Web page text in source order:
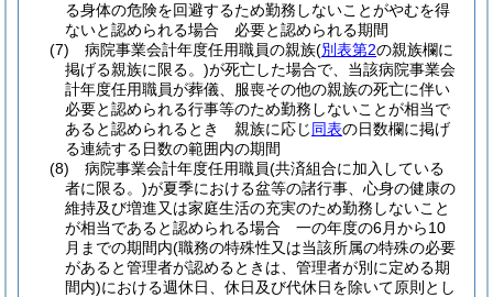
る身体の危険を回避するため勤務しないことがやむを得
ないと認められる場合 必要と認められる期間
(7)
病院事業会計年度任用職員の親族(別表第2の親族欄に
掲げる親族に限る。)が死亡した場合で、当該病院事業会
計年度任用職員が葬儀、服喪その他の親族の死亡に伴い
必要と認められる行事等のため勤務しないことが相当で
あると認められるとき 親族に応じ同表の日数欄に掲げ
る連続する日数の範囲内の期間
(8)
病院事業会計年度任用職員(共済組合に加入している
者に限る。)が夏季における盆等の諸行事、心身の健康の
維持及び増進又は家庭生活の充実のため勤務しないこと
が相当であると認められる場合 一の年度の6月から10
月までの期間内(職務の特殊性又は当該所属の特殊の必要
があると管理者が認めるときは、管理者が別に定める期
間内)における週休日、休日及び代休日を除いて原則とし